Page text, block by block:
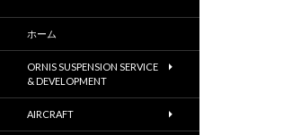
ホーム
ORNIS SUSPENSION SERVICE
& DEVELOPMENT
AIRCRAFT